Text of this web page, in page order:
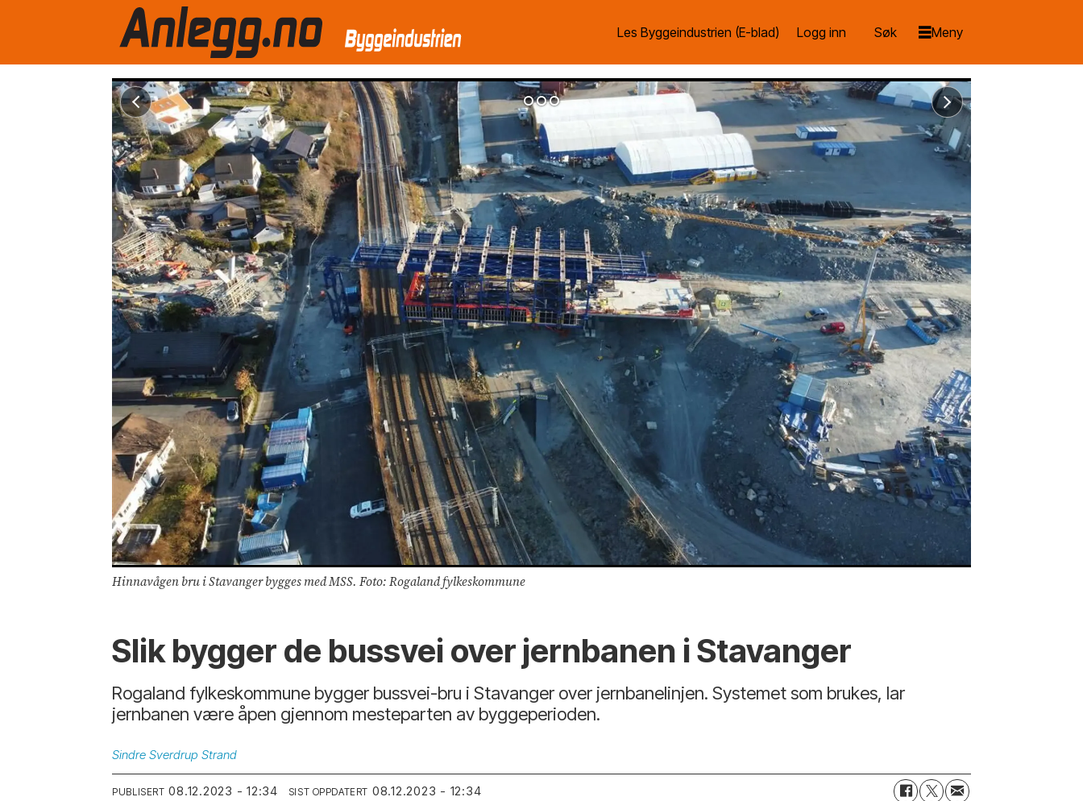
Les Byggeindustrien (E-blad) Logg inn
Hinnavågen bru i Stavanger bygges med MSS. Foto: Rogaland fylkeskommune
Slik bygger de bussvei over jernbanen i Stavanger
Rogaland fylkeskommune bygger bussvei-bru i Stavanger over jernbanelinjen. Systemet som brukes, lar
jernbanen være åpen gjennom mesteparten av byggeperioden.
Sindre Sverdrup Strand
PUBLISERT 08.12.2023 - 12:34 SIST OPPDATERT 08.12.2023 - 12:34